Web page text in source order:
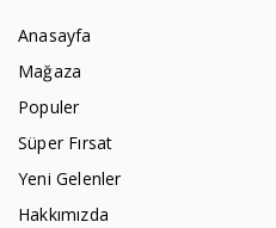
Anasayfa
Mağaza
Populer
Süper Fırsat
Yeni Gelenler
Hakkımızda